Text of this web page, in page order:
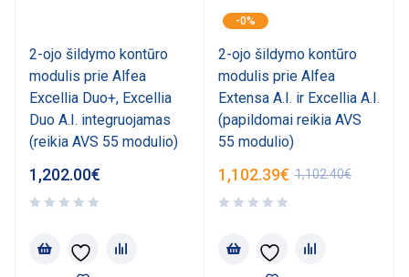
2-ojo šildymo kontūro
modulis prie Alfea
Excellia Duo+, Excellia
Duo A.I. integruojamas
(reikia AVS 55 modulio)
1,202.00€
-0%
2-ojo šildymo kontūro
modulis prie Alfea
Extensa A.I. ir Excellia A.I.
(papildomai reikia AVS
55 modulio)
1,102.40€
1,102.39€